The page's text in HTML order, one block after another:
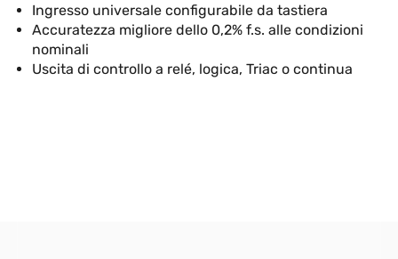
Ingresso universale configurabile da tastiera
Accuratezza migliore dello 0,2% f.s. alle condizioni
nominali
Uscita di controllo a relé, logica, Triac o continua